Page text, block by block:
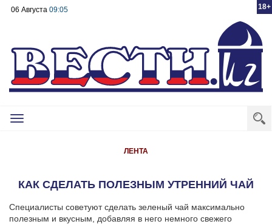
18+
06 Августа 09:05
Toggle
ЛЕНТА
КАК СДЕЛАТЬ ПОЛЕЗНЫМ УТРЕННИЙ ЧАЙ
Специалисты советуют сделать зеленый чай максимально
полезным и вкусным, добавляя в него немного свежего